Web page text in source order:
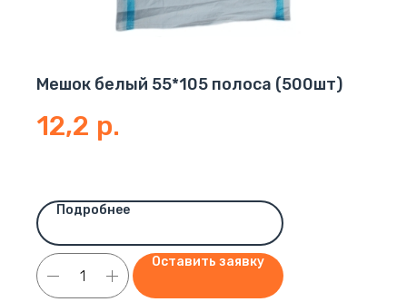
Мешок белый 55*105 полоса (500шт)
12,2 р.
Подробнее
Оставить заявку